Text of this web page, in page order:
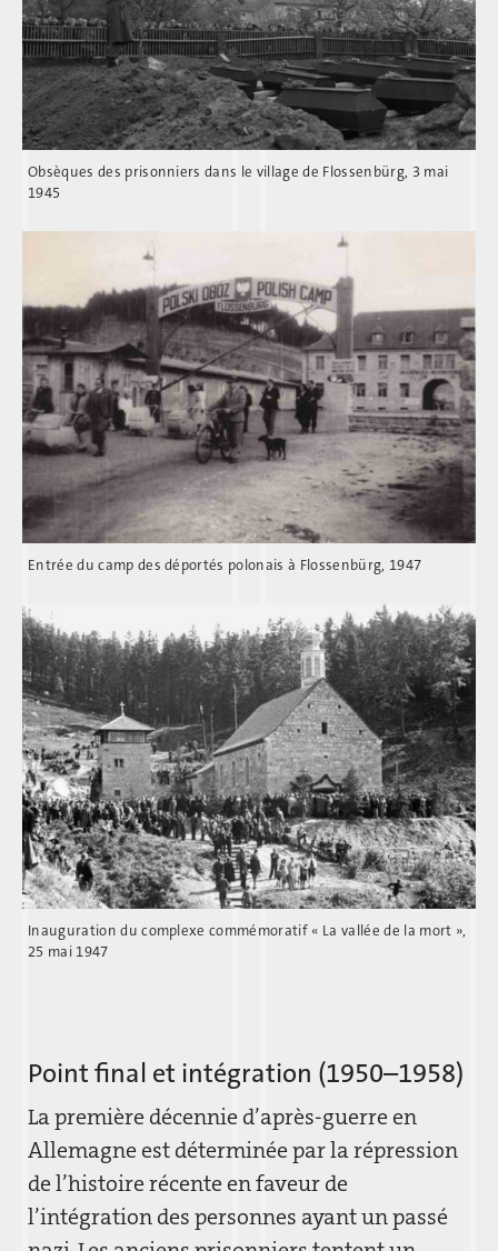
Obsèques des prisonniers dans le village de Flossenbürg, 3 mai
1945
Entrée du camp des déportés polonais à Flossenbürg, 1947
Inauguration du complexe commémoratif « La vallée de la mort »,
25 mai 1947
Point final et intégration (1950–1958)
La première décennie d’après-guerre en
Allemagne est déterminée par la répression
de l’histoire récente en faveur de
l’intégration des personnes ayant un passé